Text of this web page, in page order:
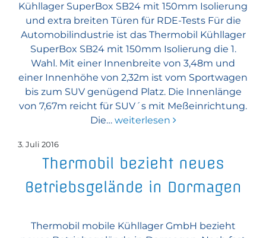
Kühllager SuperBox SB24 mit 150mm Isolierung
und extra breiten Türen für RDE-Tests Für die
Automobilindustrie ist das Thermobil Kühllager
SuperBox SB24 mit 150mm Isolierung die 1.
Wahl. Mit einer Innenbreite von 3,48m und
einer Innenhöhe von 2,32m ist vom Sportwagen
bis zum SUV genügend Platz. Die Innenlänge
von 7,67m reicht für SUV´s mit Meßeinrichtung.
Die…weiterlesen
3. Juli 2016
Thermobil bezieht neues
Betriebsgelände in Dormagen
Thermobil mobile Kühllager GmbH bezieht